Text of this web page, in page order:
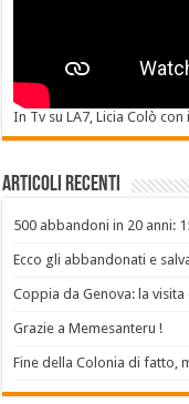
In Tv su LA7, Licia Colò con
Articoli recenti
500 abbandoni in 20 anni:
Ecco gli abbandonati e
Coppia da Genova: la
Grazie a Memesanteru !
Fine della Colonia di fatto,